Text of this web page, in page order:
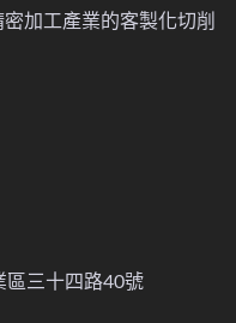
加工產業的客製化切削
區三十四路40號